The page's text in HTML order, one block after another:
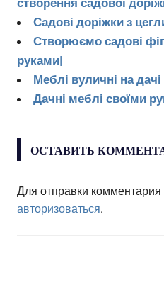
Садові доріжки з
Створюємо садові
руками|
Меблі вуличні на дачі
Дачні меблі своїми
ОСТАВИТЬ
Для отправки
авторизоваться.